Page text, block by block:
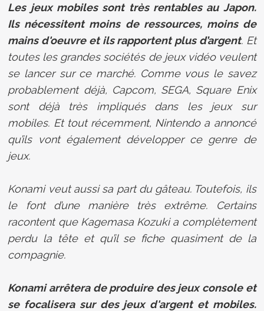
Les jeux mobiles sont très rentables au Japon.
Ils nécessitent moins de ressources, moins de
mains d'oeuvre et ils rapportent plus d’argent. Et
toutes les grandes sociétés de jeux vidéo veulent
se lancer sur ce marché. Comme vous le savez
probablement déjà, Capcom, SEGA, Square Enix
sont déjà très impliqués dans les jeux sur
mobiles. Et tout récemment, Nintendo a annoncé
qu’ils vont également développer ce genre de
jeux.
Konami veut aussi sa part du gâteau. Toutefois, ils
le font d’une manière très extrême. Certains
racontent que Kagemasa Kozuki a complètement
perdu la tête et qu’il se fiche quasiment de la
compagnie.
Konami arrêtera de produire des jeux console et
se focalisera sur des jeux d'argent et mobiles.